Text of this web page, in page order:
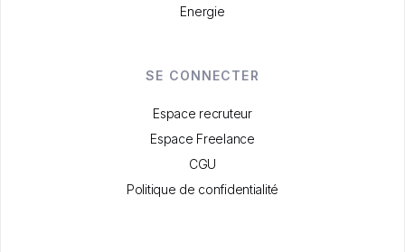
Energie
SE CONNECTER
Espace recruteur
Espace Freelance
CGU
Politique de confidentialité